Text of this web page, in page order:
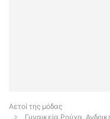
Αετοί της μόδας
Γυναικεία Ρούχα,